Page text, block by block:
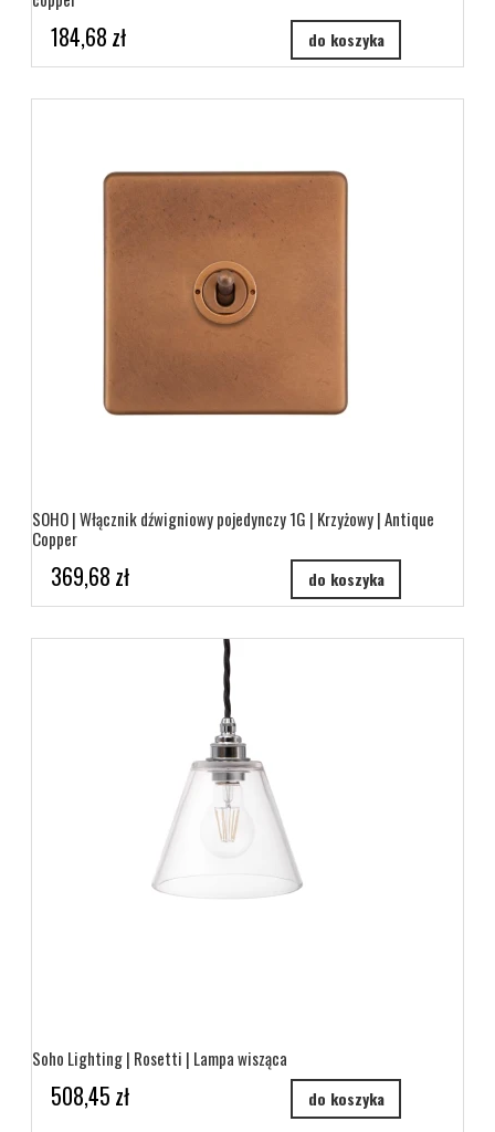
184,68 zł do koszyka
SOHO | Włącznik dźwigniowy pojedynczy 1G | Krzyżowy | Antique
Copper
369,68 zł do koszyka
Soho Lighting | Rosetti | Lampa wisząca
508,45 zł do koszyka